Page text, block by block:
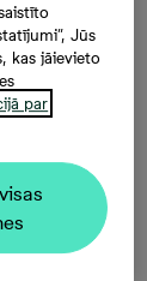
arī šogad
lēnāk
te ir runa
ļoti stabila
Jūs
kas jāievieto
par